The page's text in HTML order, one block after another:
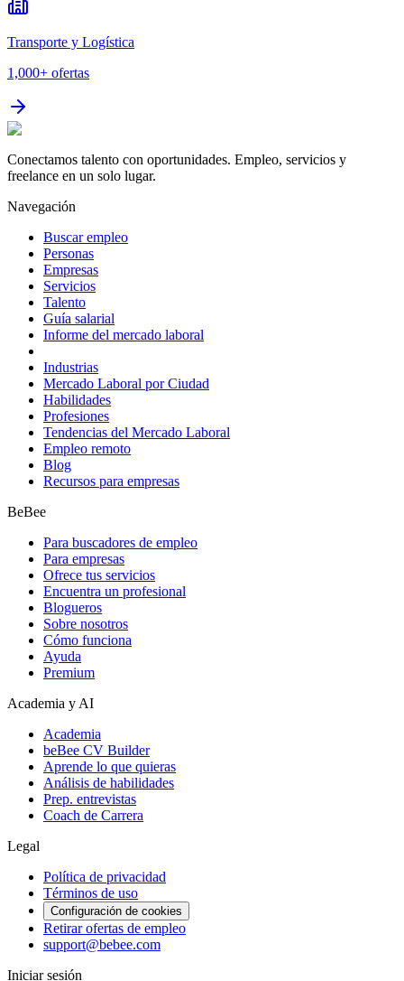
Transporte y Logística
1,000+ ofertas
Conectamos talento con oportunidades. Empleo, servicios y
freelance en un solo lugar.
Navegación
Buscar empleo
Personas
Empresas
Servicios
Talento
Guía salarial
Informe del mercado laboral
Industrias
Mercado Laboral por Ciudad
Habilidades
Profesiones
Tendencias del Mercado Laboral
Empleo remoto
Blog
Recursos para empresas
BeBee
Para buscadores de empleo
Para empresas
Ofrece tus servicios
Encuentra un profesional
Blogueros
Sobre nosotros
Cómo funciona
Ayuda
Premium
Academia y AI
Academia
beBee CV Builder
Aprende lo que quieras
Análisis de habilidades
Prep. entrevistas
Coach de Carrera
Legal
Política de privacidad
Términos de uso
Configuración de cookies
Retirar ofertas de empleo
support@bebee.com
Iniciar sesión